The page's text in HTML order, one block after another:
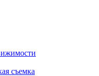
съемка